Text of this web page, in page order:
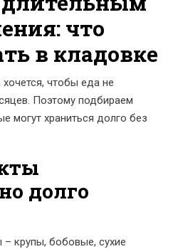
что
в кладовке
чтобы еда не
Поэтому подбираем
могут храниться долго без
долго
крупы, бобовые, сухие